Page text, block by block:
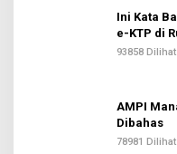
Ini Kata
e-KTP di
93858 Dilihat
AMPI
Dibahas
78981 Dilihat